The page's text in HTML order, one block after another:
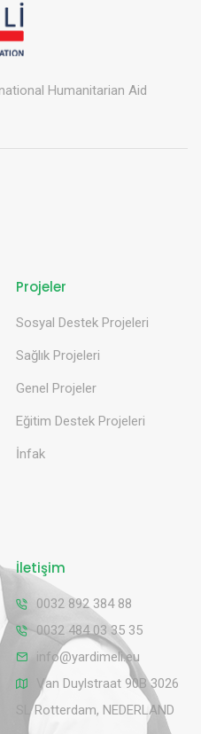
Humanitarian Aid
Projeler
Sosyal Destek Projeleri
Sağlık Projeleri
Genel Projeler
Eğitim Destek Projeleri
İnfak
İletişim
0032 892 384 88
0032 484 03 35 35
info@yardimeli.eu
Van Duylstraat 90B 3026
SL Rotterdam, NEDERLAND